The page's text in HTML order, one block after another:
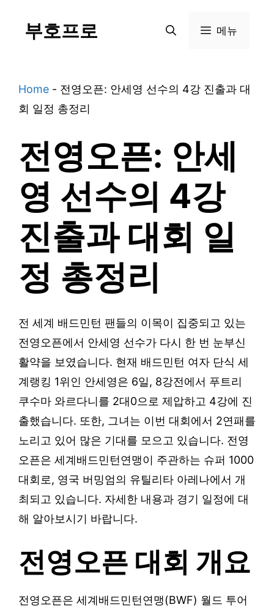
부호프로 메뉴
Home - 전영오픈: 안세영 선수의 4강 진출과 대
회 일정 총정리
전영오픈: 안세
영 선수의 4강
진출과 대회 일
정 총정리
전 세계 배드민턴 팬들의 이목이 집중되고 있는
전영오픈에서 안세영 선수가 다시 한 번 눈부신
활약을 보였습니다. 현재 배드민턴 여자 단식 세
계랭킹 1위인 안세영은 6일, 8강전에서 푸트리
쿠수마 와르다니를 2대0으로 제압하고 4강에 진
출했습니다. 또한, 그녀는 이번 대회에서 2연패를
노리고 있어 많은 기대를 모으고 있습니다. 전영
오픈은 세계배드민턴연맹이 주관하는 슈퍼 1000
대회로, 영국 버밍엄의 유틸리타 아레나에서 개
최되고 있습니다. 자세한 내용과 경기 일정에 대
해 알아보시기 바랍니다.
전영오픈 대회 개요
전영오픈은 세계배드민턴연맹(BWF) 월드 투어